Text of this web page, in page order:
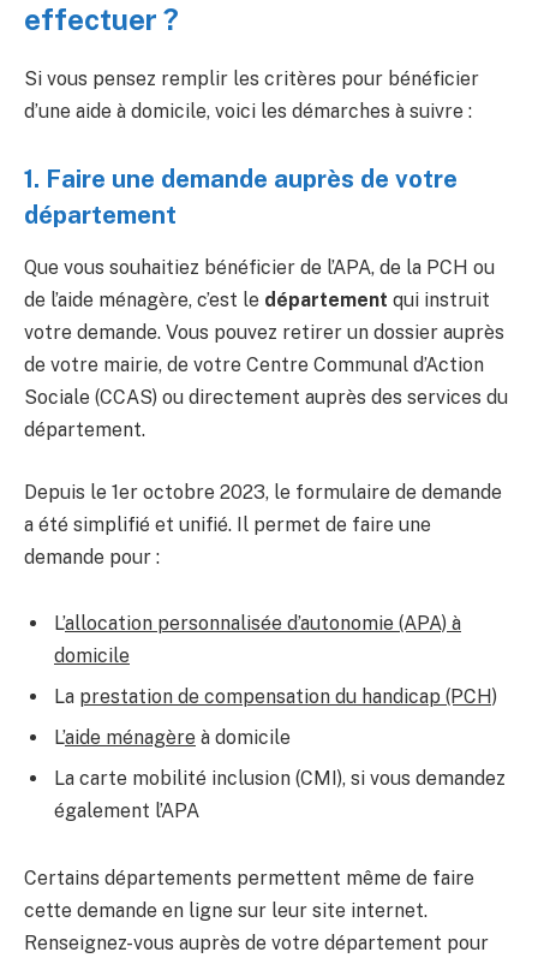
effectuer ?
Si vous pensez remplir les critères pour bénéficier
d’une aide à domicile, voici les démarches à suivre :
1. Faire une demande auprès de votre
département
Que vous souhaitiez bénéficier de l’APA, de la PCH ou
de l’aide ménagère, c’est le département qui instruit
votre demande. Vous pouvez retirer un dossier auprès
de votre mairie, de votre Centre Communal d’Action
Sociale (CCAS) ou directement auprès des services du
département.
Depuis le 1er octobre 2023, le formulaire de demande
a été simplifié et unifié. Il permet de faire une
demande pour :
L’allocation personnalisée d’autonomie (APA) à
domicile
La prestation de compensation du handicap (PCH)
L’aide ménagère à domicile
La carte mobilité inclusion (CMI), si vous demandez
également l’APA
Certains départements permettent même de faire
cette demande en ligne sur leur site internet.
Renseignez-vous auprès de votre département pour